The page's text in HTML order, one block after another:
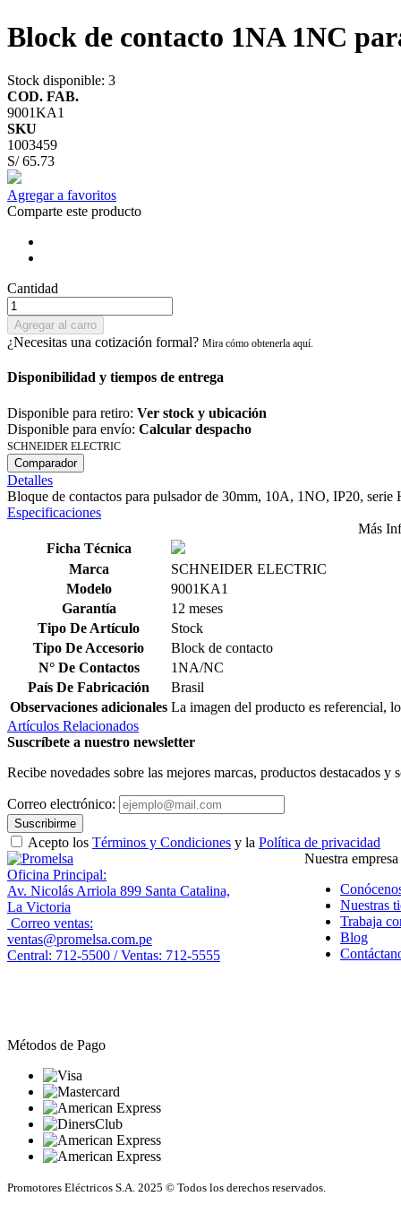
Block de contacto 1NA 1NC
Stock disponible: 3
COD. FAB.
9001KA1
SKU
1003459
S/ 65.73
Agregar a favoritos
Comparte este producto
Cantidad
Agregar al carro
¿Necesitas una cotización formal?
Disponibilidad y tiempos de entrega
Disponible para retiro: Ver stock y ubicación
Disponible para envío: Calcular despacho
SCHNEIDER ELECTRIC
Comparador
Detalles
Bloque de contactos para pulsador de 30mm, 10A, 1NO, IP20,
Especificaciones
Más
Ficha Técnica
Marca
SCHNEIDER ELECTRIC
Modelo
9001KA1
Garantía
12 meses
Tipo De Artículo
Stock
Tipo De Accesorio
Block de contacto
N° De Contactos
1NA/NC
País De Fabricación
Brasil
Observaciones adicionales La imagen del producto es referencial,
Artículos Relacionados
Suscríbete a nuestro newsletter
Recibe novedades sobre las mejores marcas, productos destacados y
Correo electrónico:
Suscribirme
Acepto los Términos y Condiciones y la Política de privacidad
Oficina Principal:
Av. Nicolás Arriola 899 Santa Catalina,
La Victoria
Correo ventas:
ventas@promelsa.com.pe
Central: 712-5500 / Ventas: 712-5555
Nuestra empresa
Nuestras
Trabaja
Blog
Métodos de Pago
Promotores Eléctricos S.A. 2025 © Todos los derechos reservados.